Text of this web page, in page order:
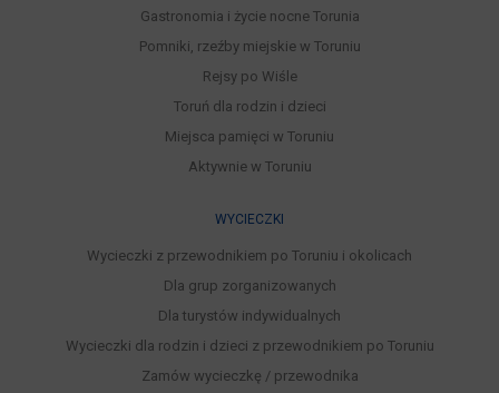
Gastronomia i życie nocne Torunia
Pomniki, rzeźby miejskie w Toruniu
Rejsy po Wiśle
Toruń dla rodzin i dzieci
Miejsca pamięci w Toruniu
Aktywnie w Toruniu
WYCIECZKI
Wycieczki z przewodnikiem po Toruniu i okolicach
Dla grup zorganizowanych
Dla turystów indywidualnych
Wycieczki dla rodzin i dzieci z przewodnikiem po Toruniu
Zamów wycieczkę / przewodnika